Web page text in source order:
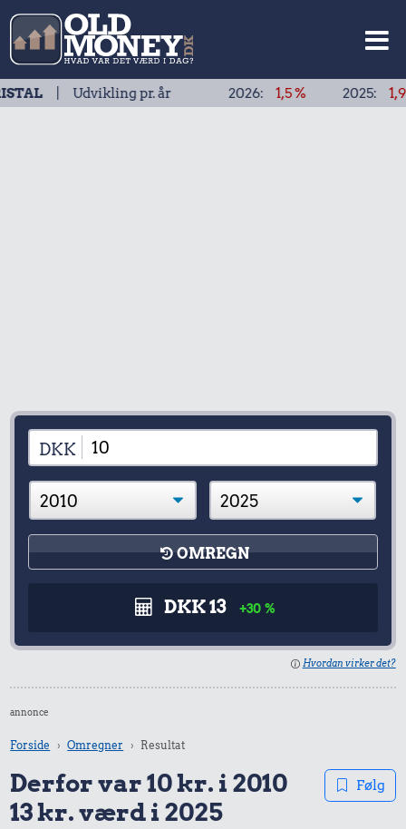
pr. år 1,5 % 2025: 1,9 %
DKK
OMREGN
DKK 13 +30 %
Hvordan virker det?
annonce
Forside Omregner Resultat
Derfor var 10 kr. i 2010
13 kr. værd i 2025
Følg